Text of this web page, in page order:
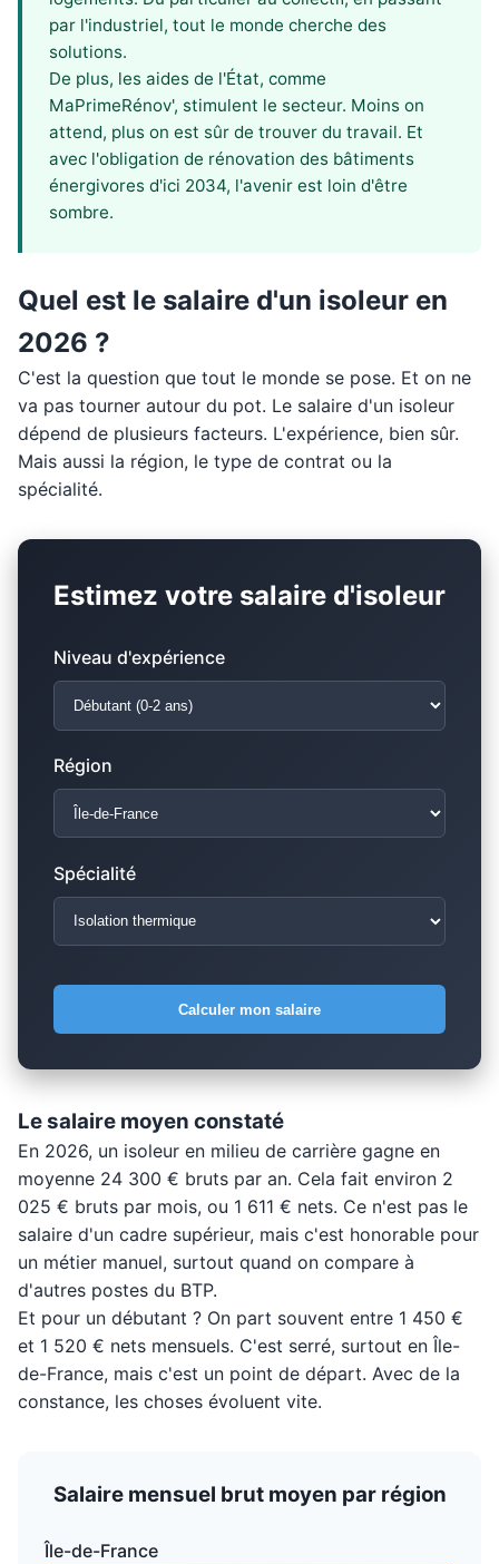
par l'industriel, tout le monde cherche des
solutions.
De plus, les aides de l'État, comme
MaPrimeRénov', stimulent le secteur. Moins on
attend, plus on est sûr de trouver du travail. Et
avec l'obligation de rénovation des bâtiments
énergivores d'ici 2034, l'avenir est loin d'être
sombre.
Quel est le salaire d'un isoleur en
2026 ?
C'est la question que tout le monde se pose. Et on ne
va pas tourner autour du pot. Le salaire d'un isoleur
dépend de plusieurs facteurs. L'expérience, bien sûr.
Mais aussi la région, le type de contrat ou la
spécialité.
Estimez votre salaire d'isoleur
Niveau d'expérience
Région
Spécialité
Calculer mon salaire
Le salaire moyen constaté
En 2026, un isoleur en milieu de carrière gagne en
moyenne 24 300 € bruts par an. Cela fait environ 2
025 € bruts par mois, ou 1 611 € nets. Ce n'est pas le
salaire d'un cadre supérieur, mais c'est honorable pour
un métier manuel, surtout quand on compare à
d'autres postes du BTP.
Et pour un débutant ? On part souvent entre 1 450 €
et 1 520 € nets mensuels. C'est serré, surtout en Île-
de-France, mais c'est un point de départ. Avec de la
constance, les choses évoluent vite.
Salaire mensuel brut moyen par région
Île-de-France